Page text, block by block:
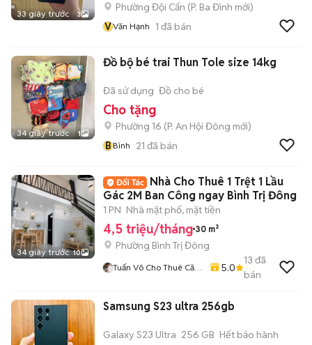
33 giây trước 3
Phường Đội Cấn (P. Ba Đình mới)
VVăn Hạnh 1 đã bán
34 giây trước 1
Đồ bộ bé trai Thun Tole size 14kg
Đã sử dụng Đồ cho bé
Cho tặng
Phường 16 (P. An Hội Đông mới)
BBình 21 đã bán
34 giây trước 10
Nhà Cho Thuê 1 Trệt 1 Lầu
Gác 2M Ban Công ngay Bình Trị Đông
1 PN Nhà mặt phố, mặt tiền
4,5 triệu/tháng 30 m²
Phường Bình Trị Đông
Tuấn Võ Cho Thuê Căn
5.0
13 đã
bán
Samsung S23 ultra 256gb
Galaxy S23 Ultra 256 GB Hết bảo hành